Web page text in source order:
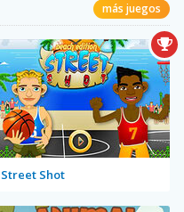
más juegos
Street Shot